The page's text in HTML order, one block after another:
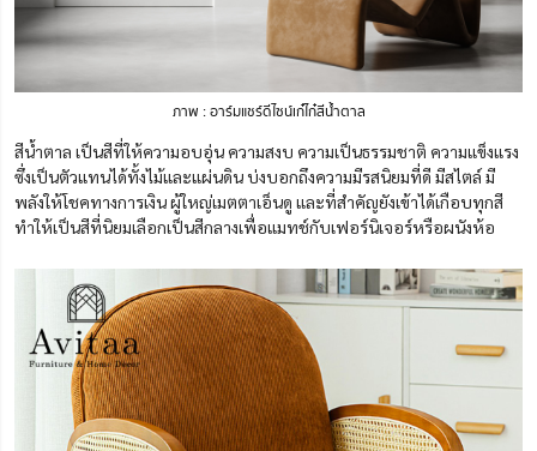
ภาพ : อาร์มแชร์ดีไซน์เก๋ไก๋สีน้ำตาล
สีน้ำตาล เป็นสีที่ให้ความอบอุ่น ความสงบ ความเป็นธรรมชาติ ความแข็งแรง
ซึ่งเป็นตัวแทนได้ทั้งไม้และแผ่นดิน บ่งบอกถึงความมีรสนิยมที่ดี มีสไตล์ มี
พลังให้โชคทางการเงิน ผู้ใหญ่เมตตาเอ็นดู และที่สำคัญยังเข้าได้เกือบทุกสี
ทำให้เป็นสีที่นิยมเลือกเป็นสีกลางเพื่อแมทช์กับเฟอร์นิเจอร์หรือผนังห้อ